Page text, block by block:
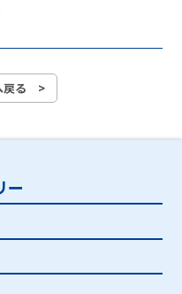
戻る >
ー